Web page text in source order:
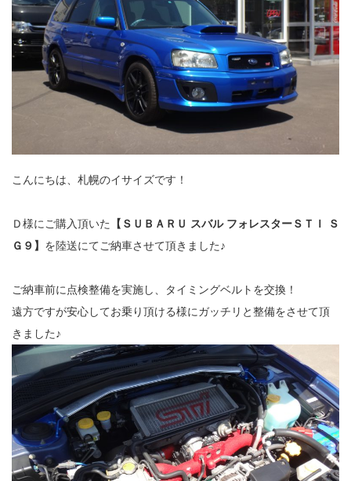
こんにちは、札幌のイサイズです！
Ｄ様にご購入頂いた
【ＳＵＢＡＲＵ スバル フォレスターＳＴＩ Ｓ
Ｇ９】 を陸送にてご納車させて頂きました♪
ご納車前に点検整備を実施し、タイミングベルトを交換！
遠方ですが安心してお乗り頂ける様にガッチリと整備をさせて頂
きました♪